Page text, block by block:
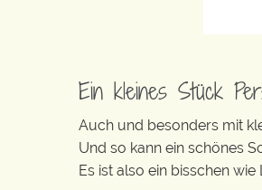
Ein kleines Stück
Auch und besonders mit
Und so kann ein schönes
Es ist also ein bisschen